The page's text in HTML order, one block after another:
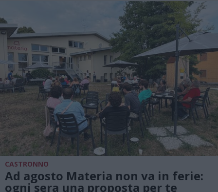
CASTRONNO
Ad agosto Materia non va in ferie:
ogni sera una proposta per te